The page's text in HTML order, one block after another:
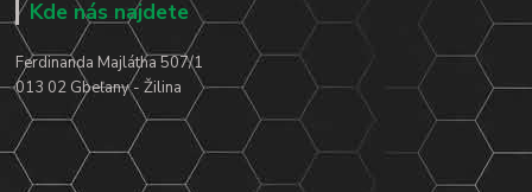
Kde nás najdete
Ferdinanda Majlátha 507/1
013 02 Gbeľany - Žilina